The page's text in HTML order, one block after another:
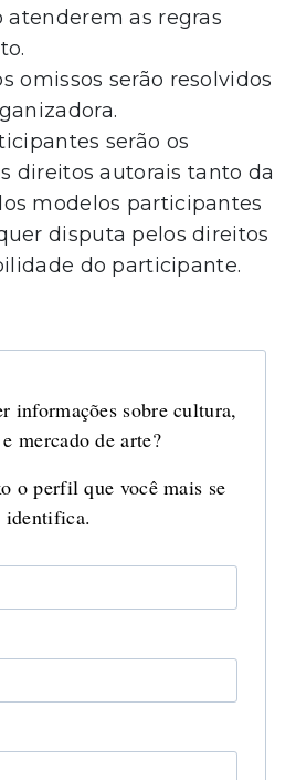
as regras
omissos serão resolvidos
serão os
direitos autorais tanto da
modelos participantes
disputa pelos direitos
do participante.
informações sobre cultura,
mercado de arte?
o perfil que você mais se
identifica.